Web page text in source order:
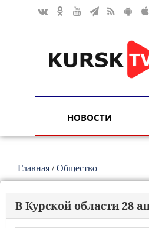
НОВОСТИ
Главная /Общество
В Курской области 28